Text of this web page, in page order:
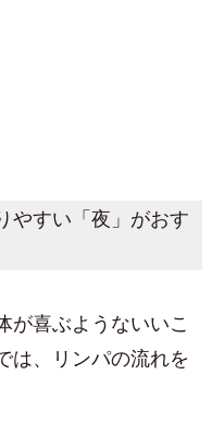
やすい「夜」がおす
が喜ぶようないいこ
は、リンパの流れを